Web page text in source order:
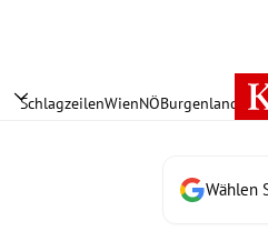
SchlagzeilenWienNÖBurgenland
Wählen